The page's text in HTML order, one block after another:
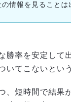
情報を見ることは
勝率を安定して
てこないとい
、短時間で結果